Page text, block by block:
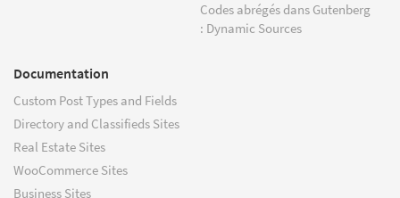
Codes abrégés dans Gutenberg
: Dynamic Sources
Documentation
Custom Post Types and Fields
Directory and Classifieds Sites
Real Estate Sites
WooCommerce Sites
Business Sites